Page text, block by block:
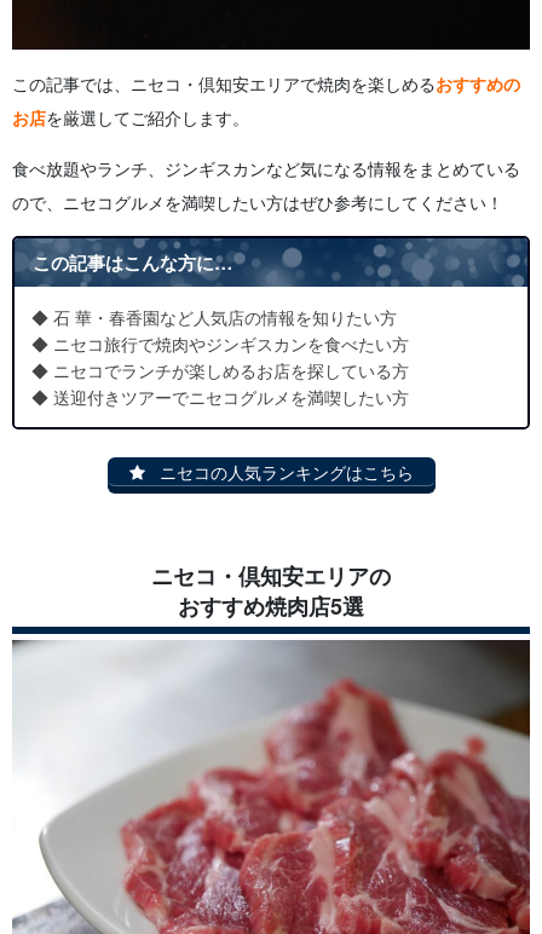
この記事では、ニセコ・倶知安エリアで焼肉を楽しめるおすすめの
お店を厳選してご紹介します。
食べ放題やランチ、ジンギスカンなど気になる情報をまとめている
ので、ニセコグルメを満喫したい方はぜひ参考にしてください！
この記事はこんな方に…
◆ 石 華・春香園など人気店の情報を知りたい方
◆ ニセコ旅行で焼肉やジンギスカンを食べたい方
◆ ニセコでランチが楽しめるお店を探している方
◆ 送迎付きツアーでニセコグルメを満喫したい方
ニセコの人気ランキングはこちら
ニセコ・倶知安エリアの
おすすめ焼肉店5選